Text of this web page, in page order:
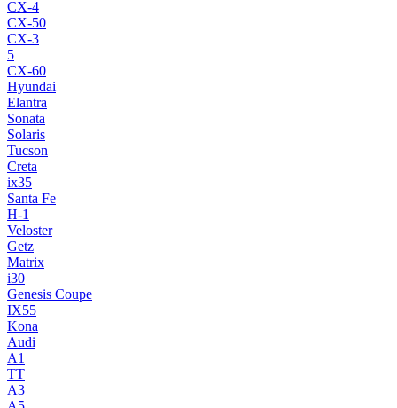
CX-4
CX-50
CX-3
5
CX-60
Hyundai
Elantra
Sonata
Solaris
Tucson
Creta
ix35
Santa Fe
H-1
Veloster
Getz
Matrix
i30
Genesis Coupe
IX55
Kona
Audi
A1
TT
A3